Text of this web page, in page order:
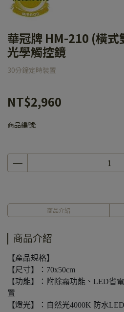
華冠牌 HM-210 (橫式
光學觸控鏡
30分鐘定時裝置
NT$2,960
商品編號:
商品介紹
商品介紹
【產品規格】
【尺寸】：70x50cm
【功能】：附除霧功能、LED省
置
【燈光】：自然光4000K 防水